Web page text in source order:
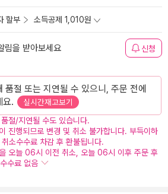
할부 소득공제 1,010원
림을 받아보세요 신청
품절 또는 지연될 수 있으니, 주문 전에
요.
실시간재고보기
절/지연될 수도 있습니다.
진행되므로 변경 및 취소 불가합니다. 부득이하
소수수료 차감 후 환불됩니다.
오늘 06시 이전 취소, 오늘 06시 이후 주문 후
수료 없음